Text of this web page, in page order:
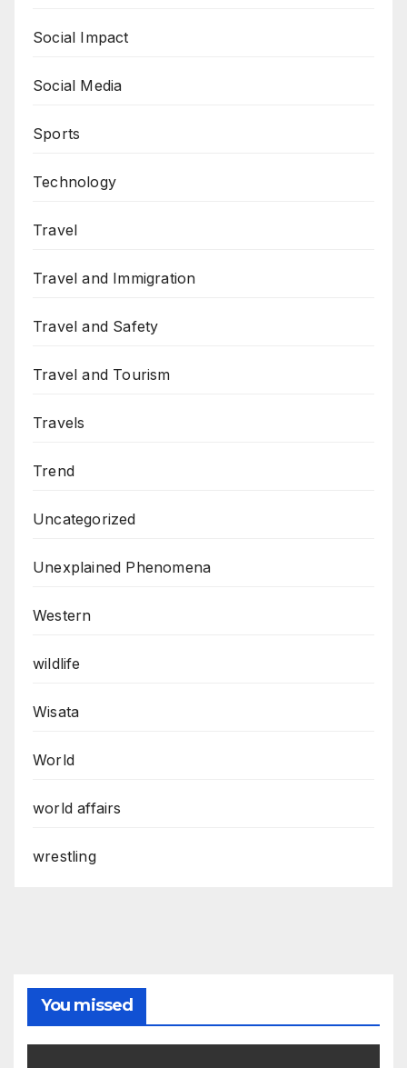
Social Impact
Social Media
Sports
Technology
Travel
Travel and Immigration
Travel and Safety
Travel and Tourism
Travels
Trend
Uncategorized
Unexplained Phenomena
Western
wildlife
Wisata
World
world affairs
wrestling
You missed